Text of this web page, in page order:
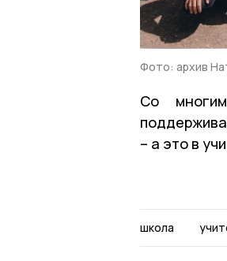
Фото: архив
Со
– а это в
школа